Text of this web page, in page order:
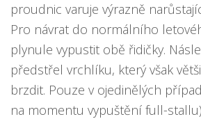
proudnic varuje výrazně
Pro návrat do normálního
plynule vypustit obě řidičky.
předstřel vrchlíku, který však
brzdit. Pouze v ojedinělých
na momentu vypuštění full-